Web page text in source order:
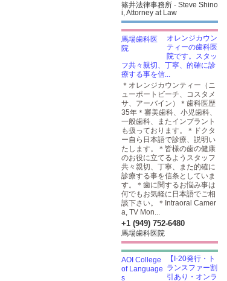
篠井法律事務所 - Steve Shino
i, Attorney at Law
オレンジカウン
ティーの歯科医
院です。スタッ
フ共々親切、丁寧、的確に診
療する事を信...
＊オレンジカウンティー（ニ
ューポートビーチ、コスタメ
サ、アーバイン）＊歯科医歴
35年＊審美歯科、小児歯科、
一般歯科、またインプラント
も扱っております。＊ドクタ
ー自ら日本語で診療、説明い
たします。＊皆様の歯の健康
のお役に立てるようスタッフ
共々親切、丁寧、また的確に
診療する事を信条としていま
す。＊歯に関するお悩み事は
何でもお気軽に日本語でご相
談下さい。＊Intraoral Camer
a, TV Mon...
+1 (949) 752-6480
馬場歯科医院
【I-20発行・ト
ランスファー割
引あり・オンラ